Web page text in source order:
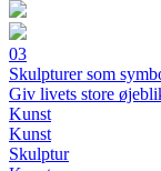
03
Skulpturer som
Giv livets store
Kunst
Kunst
Skulptur